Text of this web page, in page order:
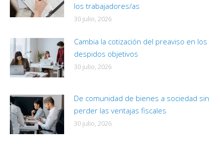
los trabajadores/as
30 julio, 2026
Cambia la cotización del preaviso en los
despidos objetivos
30 julio, 2026
De comunidad de bienes a sociedad sin
perder las ventajas fiscales
30 julio, 2026